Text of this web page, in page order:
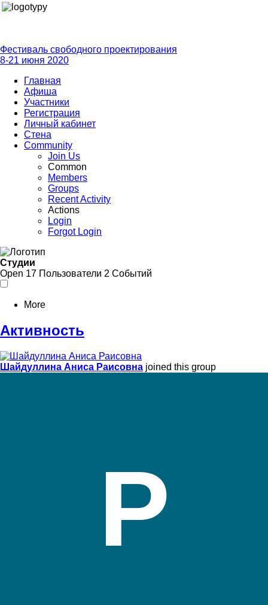
Фестиваль свободного проектирования
8-21 июня 2020
Главная
Афиша
Участники
Регистрация
Личный кабинет
Стена
Community
Join Us
Common
Members
Groups
Recent Activity
Actions
Login
Forgot Login
Студии
Open 17 Пользователи 2 Событий
More
Активность
Шайдуллина Аниса Раисовна joined this group
Р